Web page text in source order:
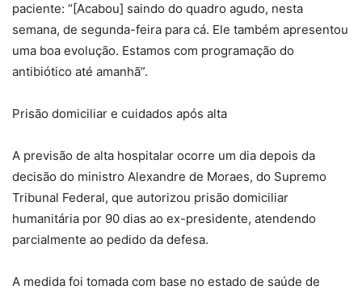
paciente: “[Acabou] saindo do quadro agudo, nesta
semana, de segunda-feira para cá. Ele também apresentou
uma boa evolução. Estamos com programação do
antibiótico até amanhã”.
Prisão domiciliar e cuidados após alta
A previsão de alta hospitalar ocorre um dia depois da
decisão do ministro Alexandre de Moraes, do Supremo
Tribunal Federal, que autorizou prisão domiciliar
humanitária por 90 dias ao ex-presidente, atendendo
parcialmente ao pedido da defesa.
A medida foi tomada com base no estado de saúde de